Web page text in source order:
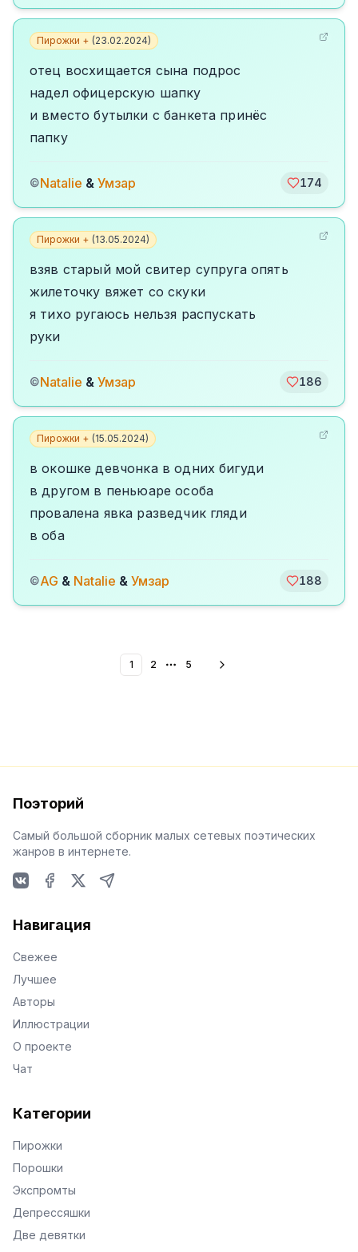
Пирожки + (23.02.2024)
отец восхищается сына подрос
надел офицерскую шапку
и вместо бутылки с банкета принёс
папку
©Natalie & Умзар 174
Пирожки + (13.05.2024)
взяв старый мой свитер супруга опять
жилеточку вяжет со скуки
я тихо ругаюсь нельзя распускать
руки
©Natalie & Умзар 186
Пирожки + (15.05.2024)
в окошке девчонка в одних бигуди
в другом в пеньюаре особа
провалена явка разведчик гляди
в оба
©AG & Natalie & Умзар 188
1 2 More pages
5
Поэторий
Самый большой сборник малых сетевых поэтических
жанров в интернете.
Навигация
Свежее
Лучшее
Авторы
Иллюстрации
О проекте
Чат
Категории
Пирожки
Порошки
Экспромты
Депрессяшки
Две девятки